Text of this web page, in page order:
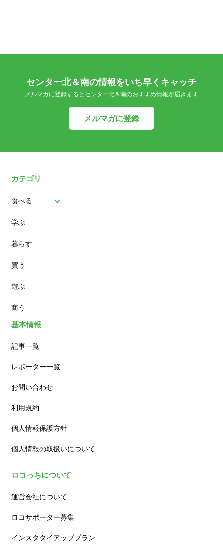
センター北＆南の情報をいち早くキャッチ
メルマガに登録するとセンター北＆南のおすすめ情報が届きます
メルマガに登録
カテゴリ
食べる
パン
スイーツ
ランチ
カフェ
学ぶ
暮らす
買う
遊ぶ
商う
基本情報
記事一覧
レポーター一覧
お問い合わせ
利用規約
個人情報保護方針
個人情報の取扱いについて
ロコっちについて
運営会社について
ロコサポーター募集
インスタタイアッププラン